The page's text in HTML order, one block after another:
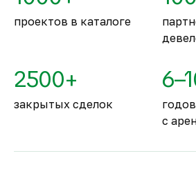
проектов в каталоге
2500+
закрытых сделок
с